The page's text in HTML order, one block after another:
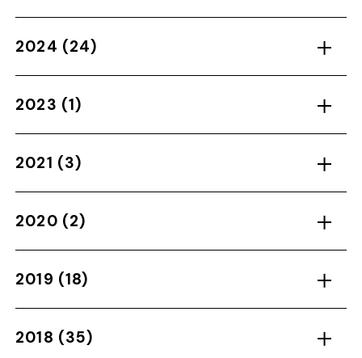
2024 (24)
2023 (1)
2021 (3)
2020 (2)
2019 (18)
2018 (35)